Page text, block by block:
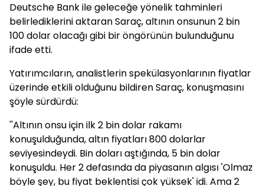
Deutsche Bank ile geleceğe yönelik tahminleri
belirlediklerini aktaran Saraç, altının onsunun 2 bin
100 dolar olacağı gibi bir öngörünün bulunduğunu
ifade etti.
Yatırımcıların, analistlerin spekülasyonlarının fiyatlar
üzerinde etkili olduğunu bildiren Saraç, konuşmasını
şöyle sürdürdü:
''Altının onsu için ilk 2 bin dolar rakamı
konuşulduğunda, altın fiyatları 800 dolarlar
seviyesindeydi. Bin doları aştığında, 5 bin dolar
konuşuldu. Her 2 defasında da piyasanın algısı 'Olmaz
böyle şey, bu fiyat beklentisi çok yüksek' idi. Ama 2